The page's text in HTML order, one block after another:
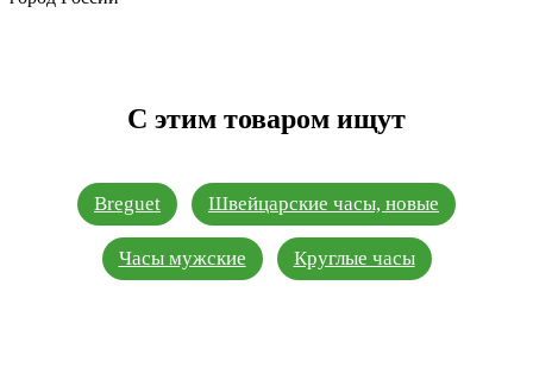
С этим товаром ищут
Breguet Швейцарские часы, новые
Часы мужские Круглые часы